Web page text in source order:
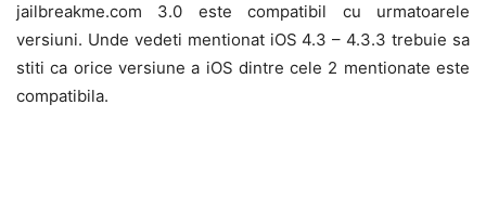
jailbreakme.com 3.0 este compatibil cu urmatoarele
versiuni. Unde vedeti mentionat iOS 4.3 – 4.3.3 trebuie sa
stiti ca orice versiune a iOS dintre cele 2 mentionate este
compatibila.